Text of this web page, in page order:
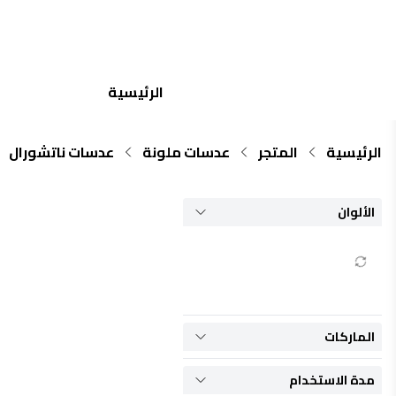
الرئيسية
الرئيسية المتجر عدسات ملونة عدسات ناتشورال
الألوان
الماركات
مدة الاستخدام